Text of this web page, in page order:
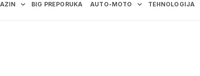
BIG PREPORUKA AUTO-MOTO TEHNOLOGIJA